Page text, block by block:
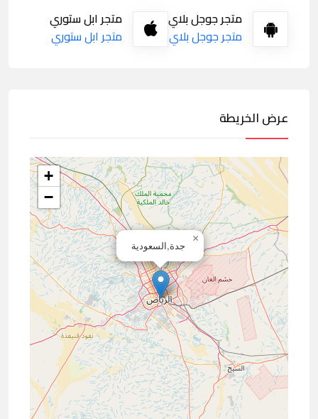
متجر جوجل بلاي
متجر جوجل بلاي
متجر ابل ستوري
متجر ابل ستوري
عرض الخريطة
جدة,السعودية
×
+
−